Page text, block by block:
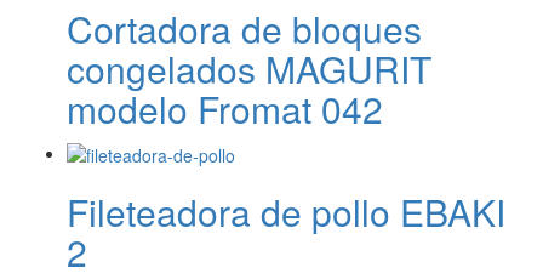
Cortadora de bloques
congelados MAGURIT
modelo Fromat 042
Fileteadora de pollo EBAKI
2